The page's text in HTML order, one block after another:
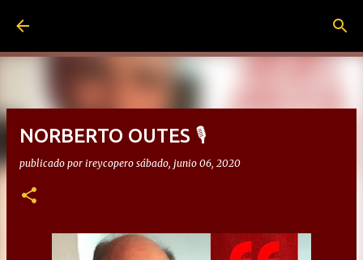
NORBERTO OUTES 🎙
publicado por ireycopero sábado, junio 06, 2020